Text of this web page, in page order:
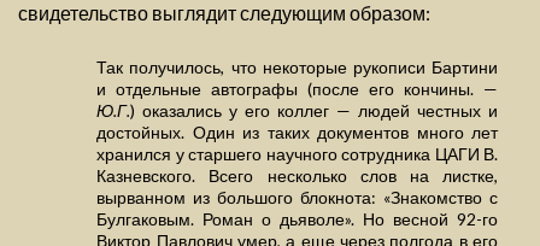
свидетельство выглядит следующим образом:
Так получилось, что некоторые рукописи Бартини
и отдельные автографы (после его кончины. —
Ю.Г.) оказались у его коллег — людей честных и
достойных. Один из таких документов много лет
хранился у старшего научного сотрудника ЦАГИ В.
Казневского. Всего несколько слов на листке,
вырванном из большого блокнота: «Знакомство с
Булгаковым. Роман о дьяволе». Но весной 92-го
Виктор Павлович умер, а еще через полгода в его